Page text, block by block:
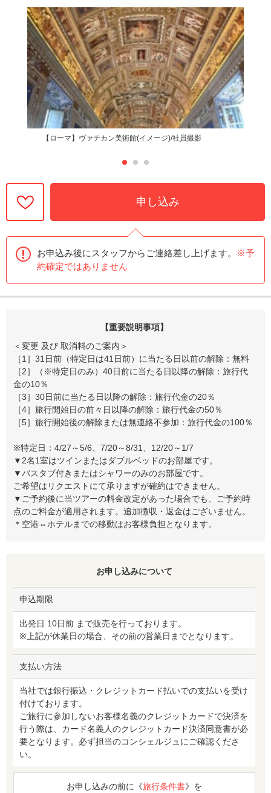
【ローマ】ヴァチカン美術館(イメージ)/社員撮影
申し込み
お申込み後にスタッフからご連絡差し上げます。
※予
約確定ではありません
【重要説明事項】
＜変更 及び 取消料のご案内＞
［1］31日前（特定日は41日前）に当たる日以前の解除：無料
［2］（※特定日のみ）40日前に当たる日以降の解除：旅行代
金の10％
［3］30日前に当たる日以降の解除：旅行代金の20％
［4］旅行開始日の前々日以降の解除：旅行代金の50％
［5］旅行開始後の解除または無連絡不参加：旅行代金の100％
※特定日：4/27～5/6、7/20～8/31、12/20～1/7
▼2名1室はツインまたはダブルベッドのお部屋です。
▼バスタブ付きまたはシャワーのみのお部屋です。
ご希望はリクエストにて承りますが確約はできません。
▼ご予約後に当ツアーの料金改定があった場合でも、ご予約時
点のご料金が適用されます。追加徴収・返金はございません。
＊空港⇔ホテルまでの移動はお客様負担となります。
お申し込みについて
申込期限
出発日 10日前 まで販売を行っております。
※上記が休業日の場合、その前の営業日までとなります。
支払い方法
当社では銀行振込・クレジットカード払いでの支払いを受け
付けております。
ご旅行に参加しないお客様名義のクレジットカードで決済を
行う際は、カード名義人のクレジットカード決済同意書が必
要となります。必ず担当のコンシェルジュにご確認くださ
い。
お申し込みの前に《旅行条件書》を